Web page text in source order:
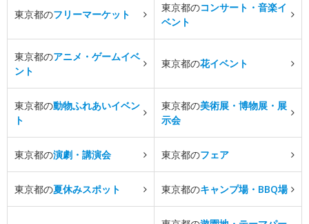
東京都のフリーマーケット
東京都のコンサート・音楽イ
ベント
東京都のアニメ・ゲームイベ
ント
東京都の花イベント
東京都の動物ふれあいイベン
ト
東京都の美術展・博物展・展
示会
東京都の演劇・講演会 東京都のフェア
東京都の夏休みスポット 東京都のキャンプ場・BBQ場